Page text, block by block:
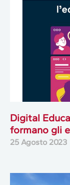
Digital
formano gli
25 Agosto 2023